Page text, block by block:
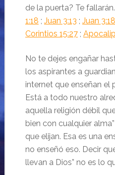
de la puerta? Te fallarán.
1:18 ; Juan 3:13 ; Juan 3:18
Corintios 15:27;
No te dejes engañar
los aspirantes a
internet que enseñan el
Está a todo nuestro
aquella religión débil
bien con cualquier
que elijan. Esa es una
no enseñó eso. Decir
llevan a Dios” no es lo